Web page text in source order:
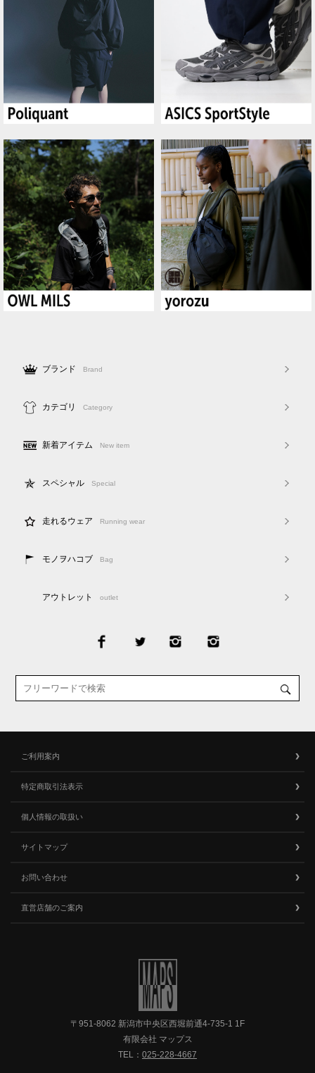
ブランド Brand
カテゴリ Category
新着アイテム New item
スペシャル Special
走れるウェア Running wear
モノヲハコブ Bag
アウトレット outlet
ご利用案内
特定商取引法表示
個人情報の取扱い
サイトマップ
お問い合わせ
直営店舗のご案内
〒951-8062 新潟市中央区西堀前通4-735-1 1F
有限会社 マップス
TEL： 025-228-4667